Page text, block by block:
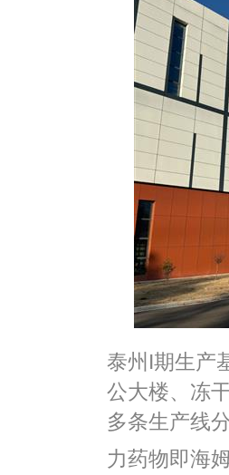
泰州I期生产
公大楼、冻
多条生产线
力药物即海